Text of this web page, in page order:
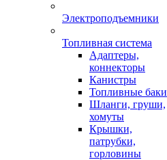
Электроподъемники
Топливная система
Адаптеры,
коннекторы
Канистры
Топливные баки
Шланги, груши,
хомуты
Крышки,
патрубки,
горловины